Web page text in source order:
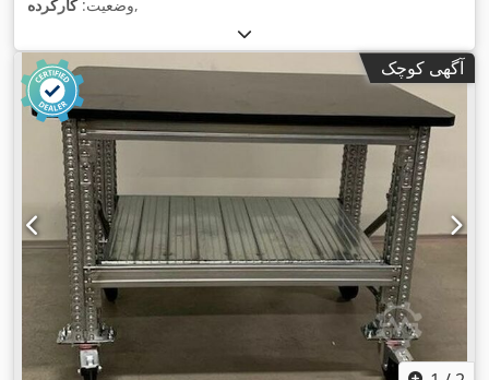
وضعیت:کارکرده ,
آگهی کوچک